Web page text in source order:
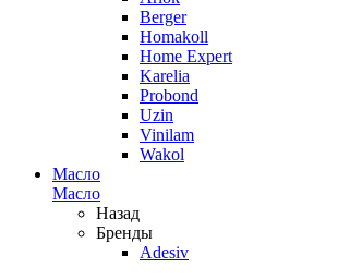
Berger
Homakoll
Home Expert
Karelia
Probond
Uzin
Vinilam
Wakol
Масло
Масло
Назад
Бренды
Adesiv